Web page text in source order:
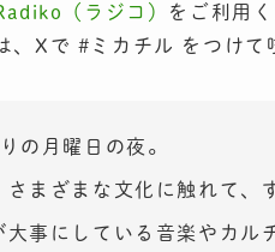
（ラジコ） をご利用
、Xで #ミカチル をつけて
の月曜日の夜。
さまざまな文化に触れて、
大事にしている音楽やカル